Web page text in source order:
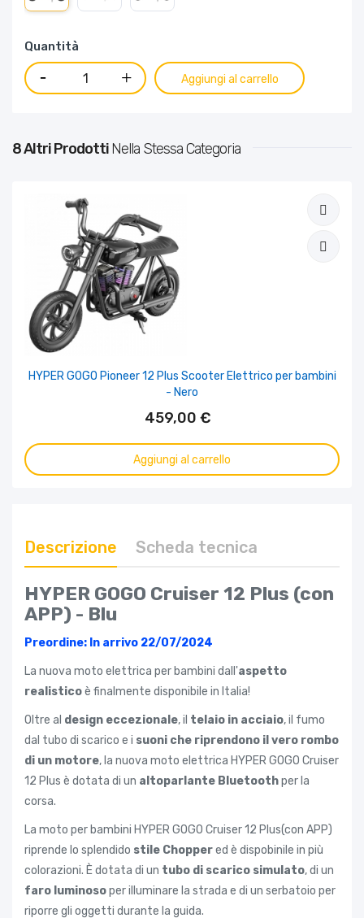
Quantità
Aggiungi al carrello
8 Altri ProdottiNella Stessa Categoria
HYPER GOGO Pioneer 12 Plus Scooter Elettrico per bambini
- Nero
459,00 €
Aggiungi al carrello
Descrizione Scheda tecnica
HYPER GOGO Cruiser 12 Plus (con
APP) - Blu
Preordine: In arrivo 22/07/2024
La nuova moto elettrica per bambini dall'aspetto
realisticoè finalmente disponibile in Italia!
Oltre al design eccezionale, il telaio in acciaio, il fumo
dal tubo di scarico e i suoni che riprendono il vero rombo
di un motore, la nuova moto elettrica HYPER GOGO Cruiser
12 Plus è dotata di un altoparlante Bluetoothper la
corsa.
La moto per bambini HYPER GOGO Cruiser 12 Plus(con APP)
riprende lo splendido stile Choppered è dispobinile in più
colorazioni. È dotata di un tubo di scarico simulato, di un
faro luminosoper illuminare la strada e di un serbatoio per
riporre gli oggetti durante la guida.